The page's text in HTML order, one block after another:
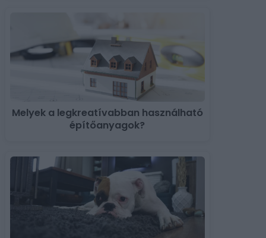
Melyek a legkreatívabban használható
építőanyagok?